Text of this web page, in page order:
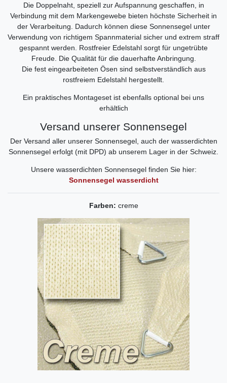
Die Doppelnaht, speziell zur Aufspannung geschaffen, in
Verbindung mit dem Markengewebe bieten höchste Sicherheit in
der Verarbeitung. Dadurch können diese Sonnensegel unter
Verwendung von richtigem Spannmaterial sicher und extrem straff
gespannt werden. Rostfreier Edelstahl sorgt für ungetrübte
Freude. Die Qualität für die dauerhafte Anbringung.
Die fest eingearbeiteten Ösen sind selbstverständlich aus
rostfreiem Edelstahl hergestellt.
Ein praktisches Montageset ist ebenfalls optional bei uns
erhältlich
Versand unserer Sonnensegel
Der Versand aller unserer Sonnensegel, auch der wasserdichten
Sonnensegel erfolgt (mit DPD) ab unserem Lager in der Schweiz.
Unsere wasserdichten Sonnensegel finden Sie hier:
Sonnensegel wasserdicht
Farben: creme